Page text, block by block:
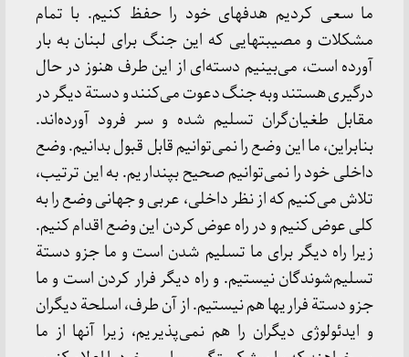
ما سعی‌ کردیم‌ هدفهای‌ خود را حفظ‌ کنیم‌. با تمام‌
مشکلات‌ و مصیبتهایی‌ که‌ این‌ جنگ‌ برای‌ لبنان‌ به‌ بار
آورده‌ است‌، می‌بینیم‌ دسته‌ای‌ از این‌ طرف‌ هنوز در حال‌
درگیری‌ هستند وبه‌ جنگ‌ دعوت‌ می‌کنند و دستة‌ دیگر در
مقابل‌ طغیان‌گران‌ تسلیم‌ شده‌ و سر فرود آورده‌اند.
بنابراین‌، ما این‌ وضع‌ را نمی‌توانیم‌ قابل‌ قبول‌ بدانیم‌. وضع‌
داخلی‌ خود را نمی‌توانیم‌ صحیح‌ بپنداریم‌. به‌ این‌ ترتیب‌،
تلاش‌ می‌کنیم‌ که‌ از نظر داخلی‌، عربی‌ و جهانی‌ وضع‌ را به‌
کلی‌ عوض‌ کنیم‌ و در راه‌ عوض‌ کردن‌ این‌ وضع‌ اقدام‌ کنیم‌.
زیرا راه‌ دیگر برای‌ ما تسلیم‌ شدن‌ است‌ و ما جزو دستة‌
تسلیم‌شوندگان‌ نیستیم‌. و راه‌ دیگر فرار کردن‌ است‌ و ما
جزو دستة‌ فراریها هم‌ نیستیم‌. از آن‌ طرف‌، اسلحة‌ دیگران‌
و ایدئولوژی‌ دیگران‌ را هم‌ نمی‌پذیریم‌، زیرا آنها از ما